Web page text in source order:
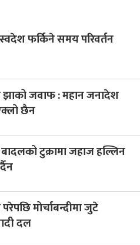
फर्किने समय परिवर्तन
जवाफ : महान जनादेश
छैन
टुक्रामा जहाज हल्लिन
मोर्चाबन्दीमा जुटे
दल